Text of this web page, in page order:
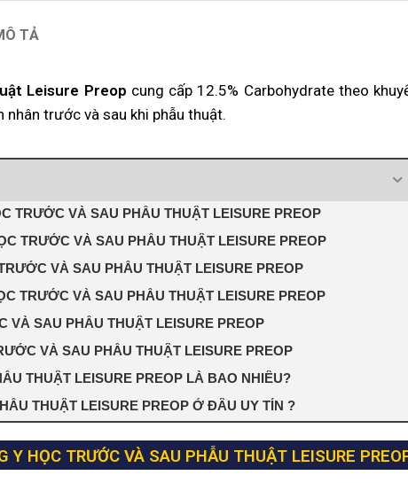
TẢ
Leisure Preop cung cấp 12.5% Carbohydrate theo
nhân trước và sau khi phẫu thuật.
TRƯỚC VÀ SAU PHẪU THUẬT LEISURE PREOP
TRƯỚC VÀ SAU PHẪU THUẬT LEISURE PREOP
VÀ SAU PHẪU THUẬT LEISURE PREOP
TRƯỚC VÀ SAU PHẪU THUẬT LEISURE PREOP
VÀ SAU PHẪU THUẬT LEISURE PREOP
VÀ SAU PHẪU THUẬT LEISURE PREOP
THUẬT LEISURE PREOP LÀ BAO NHIÊU?
THUẬT LEISURE PREOP Ở ĐÂU UY TÍN ?
HỌC TRƯỚC VÀ SAU PHẪU THUẬT LEISURE